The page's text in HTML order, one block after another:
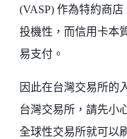
(VASP) 作為特約商
投機性，而信用卡本
易支付。
因此在台灣交易所的
台灣交易所，請先小
全球性交易所就可以